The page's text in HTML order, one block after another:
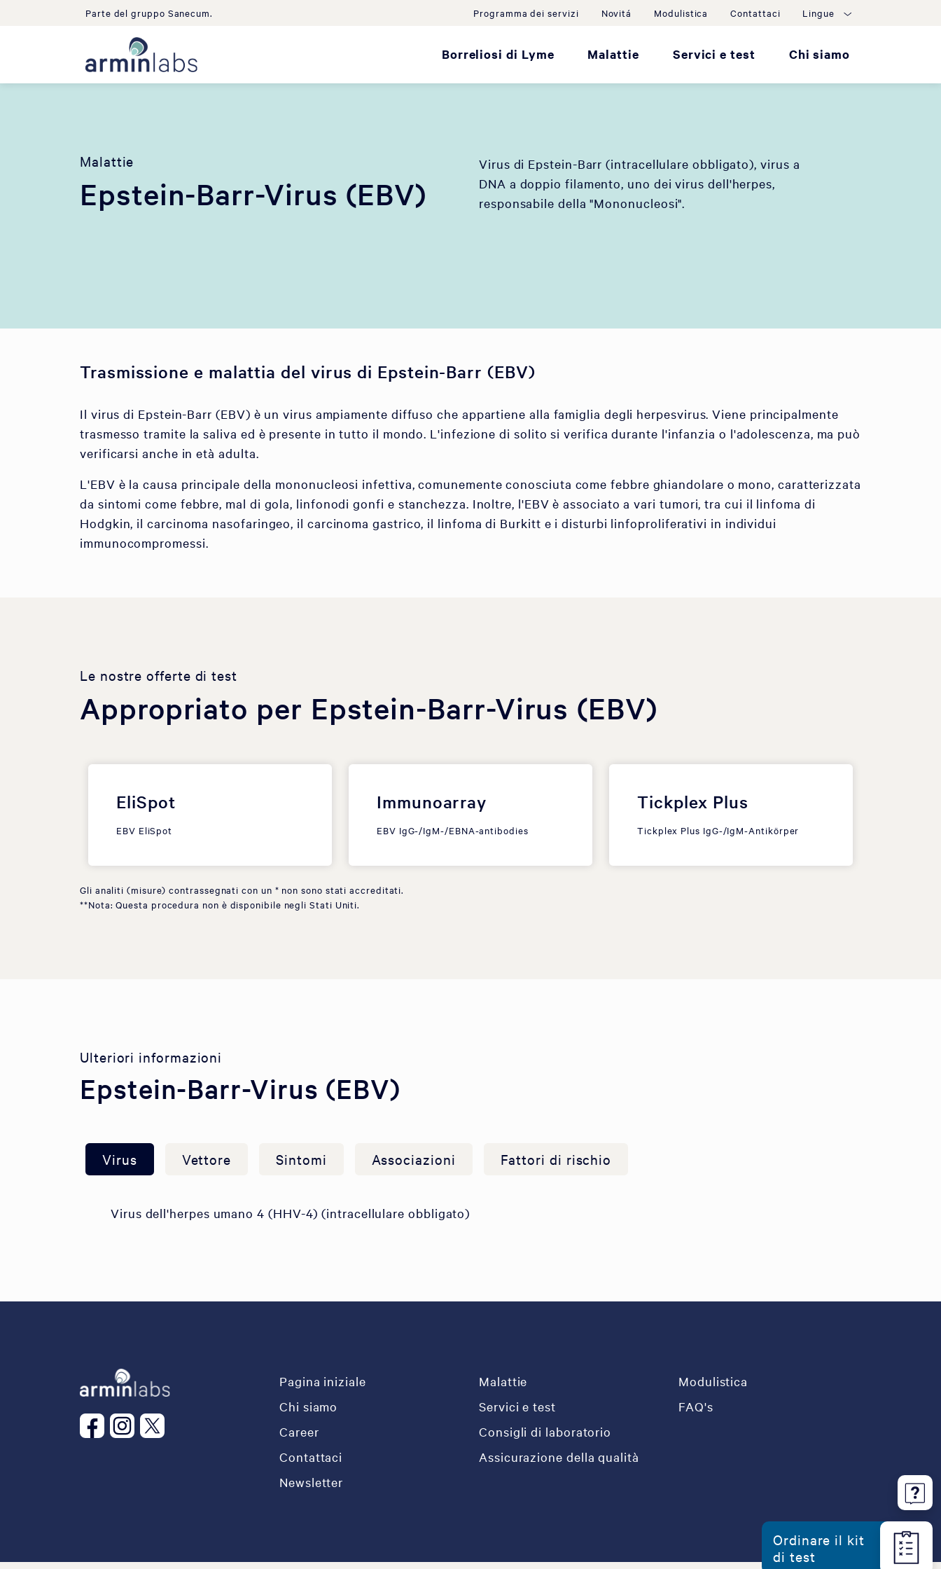
Parte del gruppo Sanecum. Programma dei servizi Novitá Modulistica Contattaci Lingue
Borreliosi di Lyme Malattie Servici e test Chi siamo
Malattie
Epstein-Barr-Virus (EBV)
Virus di Epstein-Barr (intracellulare obbligato), virus a
DNA a doppio filamento, uno dei virus dell'herpes,
responsabile della "Mononucleosi".
Trasmissione e malattia del virus di Epstein-Barr (EBV)
Il virus di Epstein-Barr (EBV) è un virus ampiamente diffuso che appartiene alla famiglia degli herpesvirus. Viene principalmente
trasmesso tramite la saliva ed è presente in tutto il mondo. L'infezione di solito si verifica durante l'infanzia o l'adolescenza, ma può
verificarsi anche in età adulta.
L'EBV è la causa principale della mononucleosi infettiva, comunemente conosciuta come febbre ghiandolare o mono, caratterizzata
da sintomi come febbre, mal di gola, linfonodi gonfi e stanchezza. Inoltre, l'EBV è associato a vari tumori, tra cui il linfoma di
Hodgkin, il carcinoma nasofaringeo, il carcinoma gastrico, il linfoma di Burkitt e i disturbi linfoproliferativi in individui
immunocompromessi.
Le nostre offerte di test
Appropriato per Epstein-Barr-Virus (EBV)
EliSpot
EBV EliSpot
Immunoarray
EBV IgG-/IgM-/EBNA-antibodies
Tickplex Plus
Tickplex Plus IgG-/IgM-Antikörper
Gli analiti (misure) contrassegnati con un * non sono stati accreditati.
**Nota: Questa procedura non è disponibile negli Stati Uniti.
Ulteriori informazioni
Epstein-Barr-Virus (EBV)
Virus Vettore Sintomi Associazioni Fattori di rischio
Virus dell'herpes umano 4 (HHV-4) (intracellulare obbligato)
Pagina iniziale
Chi siamo
Career
Contattaci
Newsletter
Malattie
Servici e test
Consigli di laboratorio
Assicurazione della qualità
Modulistica
FAQ's
Ordinare il kit
di test